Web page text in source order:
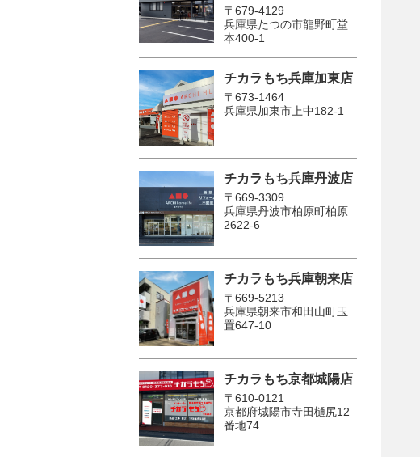
〒679-4129
兵庫県たつの市龍野町堂
本400-1
チカラもち兵庫加東店
〒673-1464
兵庫県加東市上中182-1
チカラもち兵庫丹波店
〒669-3309
兵庫県丹波市柏原町柏原
2622-6
チカラもち兵庫朝来店
〒669-5213
兵庫県朝来市和田山町玉
置647-10
チカラもち京都城陽店
〒610-0121
京都府城陽市寺田樋尻12
番地74